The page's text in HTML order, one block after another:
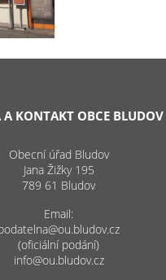
A KONTAKT OBCE BLUDOV
Obecní úřad Bludov
Jana Žižky 195
789 61 Bludov
Email:
(oficiální podání)
info@ou.bludov.cz